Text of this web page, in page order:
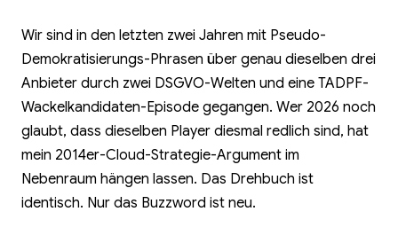
Wir sind in den letzten zwei Jahren mit Pseudo-
Demokratisierungs-Phrasen über genau dieselben drei
Anbieter durch zwei DSGVO-Welten und eine TADPF-
Wackelkandidaten-Episode gegangen. Wer 2026 noch
glaubt, dass dieselben Player diesmal redlich sind, hat
mein 2014er-Cloud-Strategie-Argument im
Nebenraum hängen lassen. Das Drehbuch ist
identisch. Nur das Buzzword ist neu.